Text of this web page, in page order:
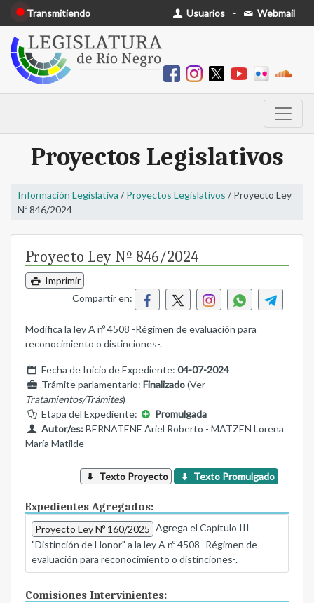
Transmitiendo Usuarios - Webmail
Proyectos Legislativos
Información Legislativa / Proyectos Legislativos / Proyecto Ley
Nº 846/2024
Proyecto Ley Nº 846/2024
Imprimir
Compartir en:
Modifica la ley A nº 4508 -Régimen de evaluación para
reconocimiento o distinciones-.
Fecha de Inicio de Expediente: 04-07-2024
Trámite parlamentario: Finalizado(Ver
Tratamientos/Trámites)
Etapa del Expediente:
Promulgada
Autor/es:BERNATENE Ariel Roberto - MATZEN Lorena
María Matilde
Texto Proyecto Texto Promulgado
Expedientes Agregados:
Proyecto Ley Nº 160/2025 Agrega el Capítulo III
"Distinción de Honor" a la ley A nº 4508 -Régimen de
evaluación para reconocimiento o distinciones-.
Comisiones Intervinientes: